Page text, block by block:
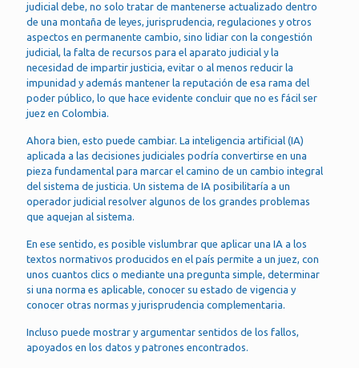
judicial debe, no solo tratar de mantenerse actualizado dentro
de una montaña de leyes, jurisprudencia, regulaciones y otros
aspectos en permanente cambio, sino lidiar con la congestión
judicial, la falta de recursos para el aparato judicial y la
necesidad de impartir justicia, evitar o al menos reducir la
impunidad y además mantener la reputación de esa rama del
poder público, lo que hace evidente concluir que no es fácil ser
juez en Colombia.
Ahora bien, esto puede cambiar. La inteligencia artificial (IA)
aplicada a las decisiones judiciales podría convertirse en una
pieza fundamental para marcar el camino de un cambio integral
del sistema de justicia. Un sistema de IA posibilitaría a un
operador judicial resolver algunos de los grandes problemas
que aquejan al sistema.
En ese sentido, es posible vislumbrar que aplicar una IA a los
textos normativos producidos en el país permite a un juez, con
unos cuantos clics o mediante una pregunta simple, determinar
si una norma es aplicable, conocer su estado de vigencia y
conocer otras normas y jurisprudencia complementaria.
Incluso puede mostrar y argumentar sentidos de los fallos,
apoyados en los datos y patrones encontrados.